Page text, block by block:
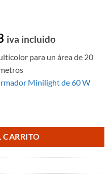
El
actual
es:
$1,599.13.
iva incluido
para un área de 20
Minilight de 60 W
CARRITO